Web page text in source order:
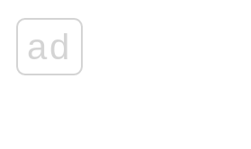
ad